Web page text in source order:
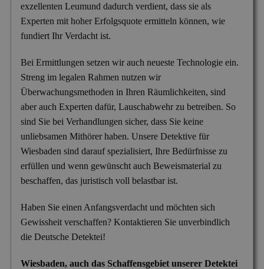
exzellenten Leumund dadurch verdient, dass sie als
Experten mit hoher Erfolgsquote ermitteln können, wie
fundiert Ihr Verdacht ist.
Bei Ermittlungen setzen wir auch neueste Technologie ein.
Streng im legalen Rahmen nutzen wir
Überwachungsmethoden in Ihren Räumlichkeiten, sind
aber auch Experten dafür, Lauschabwehr zu betreiben. So
sind Sie bei Verhandlungen sicher, dass Sie keine
unliebsamen Mithörer haben. Unsere Detektive für
Wiesbaden sind darauf spezialisiert, Ihre Bedürfnisse zu
erfüllen und wenn gewünscht auch Beweismaterial zu
beschaffen, das juristisch voll belastbar ist.
Haben Sie einen Anfangsverdacht und möchten sich
Gewissheit verschaffen? Kontaktieren Sie unverbindlich
die Deutsche Detektei!
Wiesbaden, auch das Schaffensgebiet unserer Detektei